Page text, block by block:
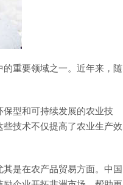
重要领域之一。近年来，随
型和可持续发展的农业技
技术不仅提高了农业生产效
是在农产品贸易方面。中国